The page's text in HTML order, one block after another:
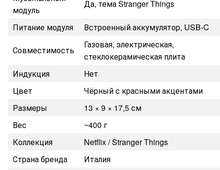
модуль
Да, тема Stranger Things
Питание модуля Встроенный аккумулятор, USB-C
Совместимость
Газовая, электрическая,
стеклокерамическая плита
Индукция
Нет
Цвет
Чёрный с красными акцентами
Размеры
13 × 9 × 17,5 см
Вес
~400 г
Коллекция
Netflix / Stranger Things
Страна бренда
Италия